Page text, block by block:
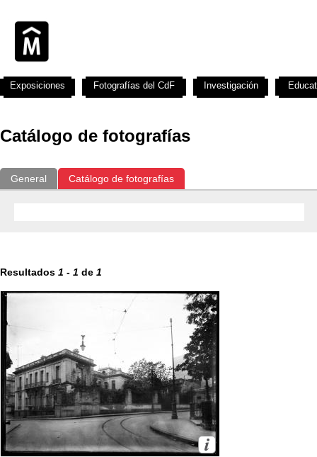
Catálogo de fotografías
General Catálogo de fotografías
Resultados 1 - 1 de 1
Exposiciones Fotografías del CdF Investigación